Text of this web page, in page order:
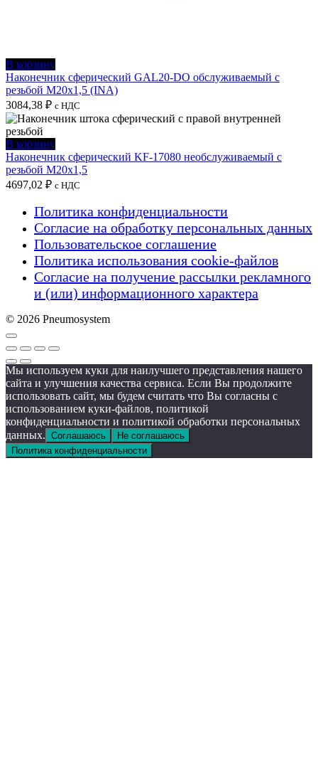
В корзину
Наконечник сферический GAL20-DO обслуживаемый с
резьбой M20x1,5 (INA)
3084,38 ₽ с НДС
В корзину
Наконечник сферический KF-17080 необслуживаемый с
резьбой M20x1,5
4697,02 ₽ с НДС
Политика конфиденциальности
Согласие на обработку персональных данных
Пользовательское соглашение
Политика использования cookie-файлов
Согласие на получение рассылки рекламного
и (или) информационного характера
© 2026 Pneumosystem
Мы используем куки для наилучшего представления нашего
сайта и улучшения качества сервиса. Если Вы продолжите
использовать сайт, мы будем считать что Вы согласны с
использованием куки-файлов, политикой
конфиденциальности и политикой обработки персональных
данных. Соглашаюсь
Не соглашаюсь
Политика конфиденциальности